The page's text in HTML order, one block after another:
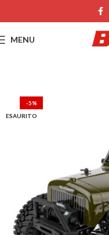
MENU
-5%
ESAURITO